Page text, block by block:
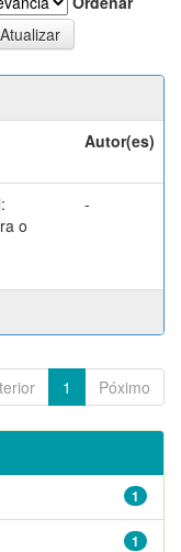
Autor(es)
o
-
1 Póximo
1
1